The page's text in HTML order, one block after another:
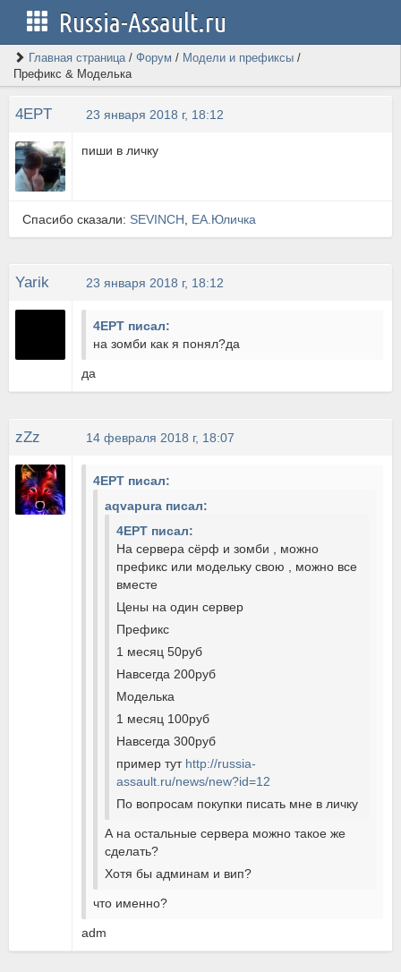
Russia-Assault.ru
Главная страница/ Форум / Модели и префиксы /
Префикс & Моделька
4EPT 23 января 2018 г, 18:12
пиши в личку
Спасибо сказали: SEVINCH ЕА.Юличка
Yarik 23 января 2018 г, 18:12
4EPT писал:
на зомби как я понял?да
да
zZz 14 февраля 2018 г, 18:07
4EPT писал:
aqvapura писал:
4EPT писал:
На сервера сёрф и зомби , можно
префикс или модельку свою , можно все
вместе
Цены на один сервер
Префикс
1 месяц 50руб
Навсегда 200руб
Моделька
1 месяц 100руб
Навсегда 300руб
пример тут http://russia-
assault.ru/news/new?id=12
По вопросам покупки писать мне в личку
А на остальные сервера можно такое же
сделать?
Хотя бы админам и вип?
что именно?
adm